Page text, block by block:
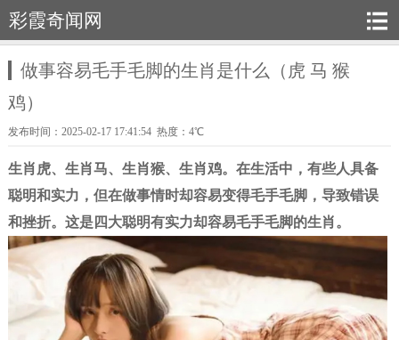
彩霞奇闻网
做事容易毛手毛脚的生肖是什么（虎 马 猴
鸡）
发布时间：2025-02-17 17:41:54 热度：4℃
生肖虎、生肖马、生肖猴、生肖鸡。在生活中，有些人具备
聪明和实力，但在做事情时却容易变得毛手毛脚，导致错误
和挫折。这是四大聪明有实力却容易毛手毛脚的生肖。